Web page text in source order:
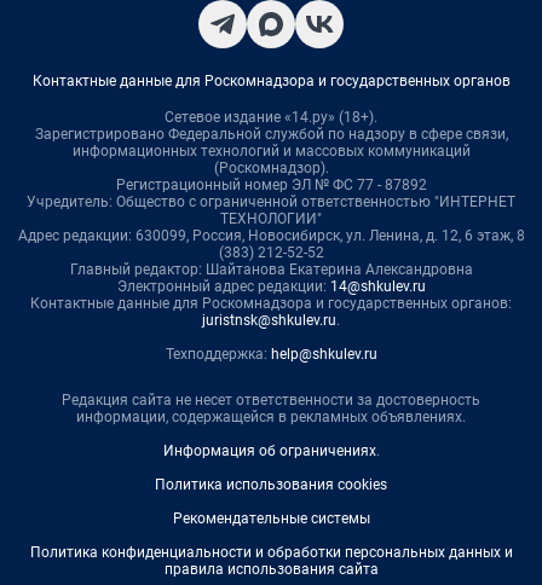
Контактные данные для Роскомнадзора и государственных органов
Сетевое издание «14.ру» (18+).
Зарегистрировано Федеральной службой по надзору в сфере связи,
информационных технологий и массовых коммуникаций
(Роскомнадзор).
Регистрационный номер ЭЛ № ФС 77 - 87892
Учредитель: Общество с ограниченной ответственностью "ИНТЕРНЕТ
ТЕХНОЛОГИИ"
Адрес редакции: 630099, Россия, Новосибирск, ул. Ленина, д. 12, 6 этаж, 8
(383) 212-52-52
Главный редактор: Шайтанова Екатерина Александровна
Электронный адрес редакции: 14@shkulev.ru
Контактные данные для Роскомнадзора и государственных органов:
juristnsk@shkulev.ru.
Техподдержка: help@shkulev.ru
Редакция сайта не несет ответственности за достоверность
информации, содержащейся в рекламных объявлениях.
Информация об ограничениях.
Политика использования cookies
Рекомендательные системы
Политика конфиденциальности и обработки персональных данных и
правила использования сайта